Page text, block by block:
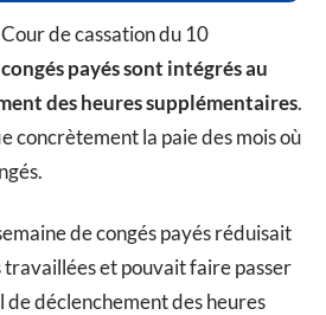
de cassation du 10
payés sont intégrés au
des heures supplémentaires.
concrètement la paie des mois où
de congés payés réduisait
travaillées et pouvait faire passer
de déclenchement des heures